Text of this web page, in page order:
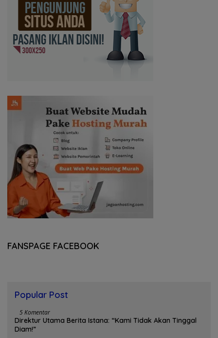
FANSPAGE FACEBOOK
Popular Post
5 Komentar
Direktur Utama Berita Istana: “Kami Tidak Akan Tinggal
Diam!”